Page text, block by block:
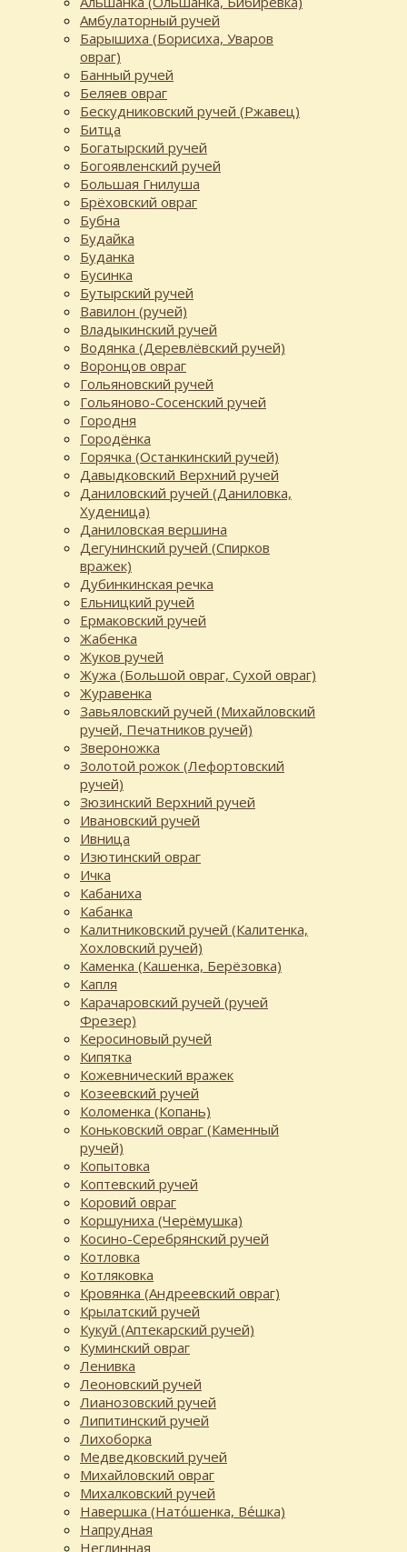
Амбулаторный ручей
Барышиха (Борисиха, Уваров
овраг)
Банный ручей
Беляев овраг
Бескудниковский ручей (Ржавец)
Битца
Богатырский ручей
Богоявленский ручей
Большая Гнилуша
Брёховский овраг
Бубна
Будайка
Буданка
Бусинка
Бутырский ручей
Вавилон (ручей)
Владыкинский ручей
Водянка (Деревлёвский ручей)
Воронцов овраг
Гольяновский ручей
Гольяново-Сосенский ручей
Городня
Городёнка
Горячка (Останкинский ручей)
Давыдковский Верхний ручей
Даниловский ручей (Даниловка,
Худеница)
Даниловская вершина
Дегунинский ручей (Спирков
вражек)
Дубинкинская речка
Ельницкий ручей
Ермаковский ручей
Жабенка
Жуков ручей
Жужа (Большой овраг, Сухой овраг)
Журавенка
Завьяловский ручей (Михайловский
ручей, Печатников ручей)
Звероножка
Золотой рожок (Лефортовский
ручей)
Зюзинский Верхний ручей
Ивановский ручей
Ивница
Изютинский овраг
Ичка
Кабаниха
Кабанка
Калитниковский ручей (Калитенка,
Хохловский ручей)
Каменка (Кашенка, Берёзовка)
Капля
Карачаровский ручей (ручей
Фрезер)
Керосиновый ручей
Кипятка
Кожевнический вражек
Козеевский ручей
Коломенка (Копань)
Коньковский овраг (Каменный
ручей)
Копытовка
Коптевский ручей
Коровий овраг
Коршуниха (Черёмушка)
Косино-Серебрянский ручей
Котловка
Котляковка
Кровянка (Андреевский овраг)
Крылатский ручей
Кукуй (Аптекарский ручей)
Куминский овраг
Ленивка
Леоновский ручей
Лианозовский ручей
Липитинский ручей
Лихоборка
Медведковский ручей
Михайловский овраг
Михалковский ручей
Навершка (Нато́шенка, Ве́шка)
Напрудная
Неглинная